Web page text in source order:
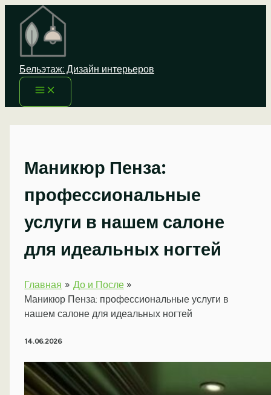
Перейти
содержимому
Бельэтаж: Дизайн интерьеров
Маникюр Пенза:
профессиональные
услуги в нашем салоне
для идеальных ногтей
Главная
До и После
Маникюр Пенза: профессиональные услуги в
нашем салоне для идеальных ногтей
14.06.2026